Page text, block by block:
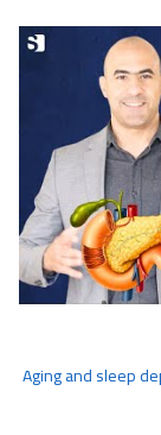
Aging and sleep